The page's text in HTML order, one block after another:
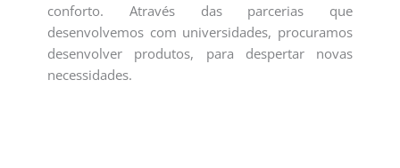
conforto. Através das parcerias que
desenvolvemos com universidades, procuramos
desenvolver produtos, para despertar novas
necessidades.